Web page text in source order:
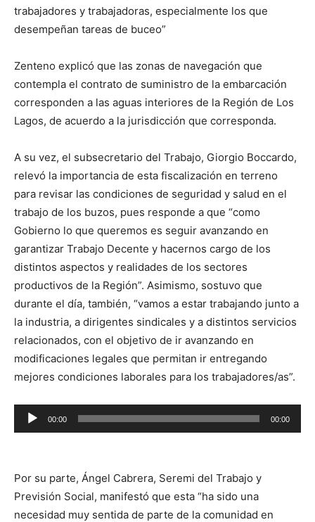
trabajadores y trabajadoras, especialmente los que
desempeñan tareas de buceo”
Zenteno explicó que las zonas de navegación que
contempla el contrato de suministro de la embarcación
corresponden a las aguas interiores de la Región de Los
Lagos, de acuerdo a la jurisdicción que corresponda.
A su vez, el subsecretario del Trabajo, Giorgio Boccardo,
relevó la importancia de esta fiscalización en terreno
para revisar las condiciones de seguridad y salud en el
trabajo de los buzos, pues responde a que “como
Gobierno lo que queremos es seguir avanzando en
garantizar Trabajo Decente y hacernos cargo de los
distintos aspectos y realidades de los sectores
productivos de la Región”. Asimismo, sostuvo que
durante el día, también, “vamos a estar trabajando junto a
la industria, a dirigentes sindicales y a distintos servicios
relacionados, con el objetivo de ir avanzando en
modificaciones legales que permitan ir entregando
mejores condiciones laborales para los trabajadores/as”.
Reproductor
de
00:00 00:00
Por su parte, Ángel Cabrera, Seremi del Trabajo y
Previsión Social, manifestó que esta “ha sido una
necesidad muy sentida de parte de la comunidad en